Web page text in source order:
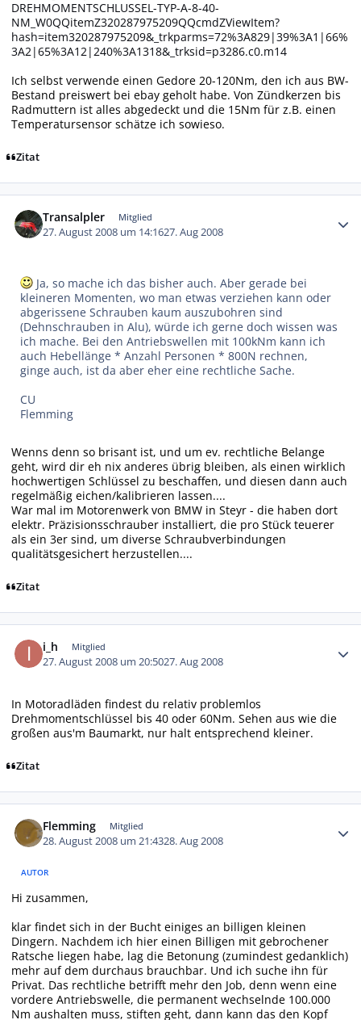
DREHMOMENTSCHLUSSEL-TYP-A-8-40-
NM_W0QQitemZ320287975209QQcmdZViewItem?
hash=item320287975209&_trkparms=72%3A829|39%3A1|66%
3A2|65%3A12|240%3A1318&_trksid=p3286.c0.m14
Ich selbst verwende einen Gedore 20-120Nm, den ich aus BW-
Bestand preiswert bei ebay geholt habe. Von Zündkerzen bis
Radmuttern ist alles abgedeckt und die 15Nm für z.B. einen
Temperatursensor schätze ich sowieso.
Zitat
Transalpler Mitglied
27. August 2008 um 14:1627. Aug 2008
Ja, so mache ich das bisher auch. Aber gerade bei
kleineren Momenten, wo man etwas verziehen kann oder
abgerissene Schrauben kaum auszubohren sind
(Dehnschrauben in Alu), würde ich gerne doch wissen was
ich mache. Bei den Antriebswellen mit 100kNm kann ich
auch Hebellänge * Anzahl Personen * 800N rechnen,
ginge auch, ist da aber eher eine rechtliche Sache.
CU
Flemming
Wenns denn so brisant ist, und um ev. rechtliche Belange
geht, wird dir eh nix anderes übrig bleiben, als einen wirklich
hochwertigen Schlüssel zu beschaffen, und diesen dann auch
regelmäßig eichen/kalibrieren lassen....
War mal im Motorenwerk von BMW in Steyr - die haben dort
elektr. Präzisionsschrauber installiert, die pro Stück teuerer
als ein 3er sind, um diverse Schraubverbindungen
qualitätsgesichert herzustellen....
Zitat
i_h Mitglied
27. August 2008 um 20:5027. Aug 2008
In Motoradläden findest du relativ problemlos
Drehmomentschlüssel bis 40 oder 60Nm. Sehen aus wie die
großen aus'm Baumarkt, nur halt entsprechend kleiner.
Zitat
Flemming Mitglied
28. August 2008 um 21:4328. Aug 2008
AUTOR
Hi zusammen,
klar findet sich in der Bucht einiges an billigen kleinen
Dingern. Nachdem ich hier einen Billigen mit gebrochener
Ratsche liegen habe, lag die Betonung (zumindest gedanklich)
mehr auf dem durchaus brauchbar. Und ich suche ihn für
Privat. Das rechtliche betrifft mehr den Job, denn wenn eine
vordere Antriebswelle, die permanent wechselnde 100.000
Nm aushalten muss, stiften geht, dann kann das den Kopf